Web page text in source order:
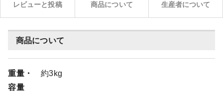
レビューと投稿 商品について 生産者について
商品について
重量・
容量
約3kg